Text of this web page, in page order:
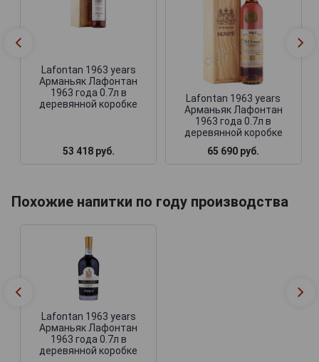
Lafontan 1963 years
Арманьяк Лафонтан
1963 года 0.7л в
деревянной коробке
53 418 руб.
Lafontan 1963 years
Арманьяк Лафонтан
1963 года 0.7л в
деревянной коробке
65 690 руб.
Похожие напитки по году производства
Lafontan 1963 years
Арманьяк Лафонтан
1963 года 0.7л в
деревянной коробке